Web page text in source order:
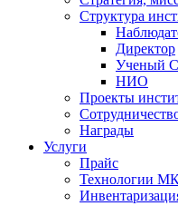
Структура
Директор
Ученый
НИО
Проекты
Награды
Услуги
Прайс
Технологии